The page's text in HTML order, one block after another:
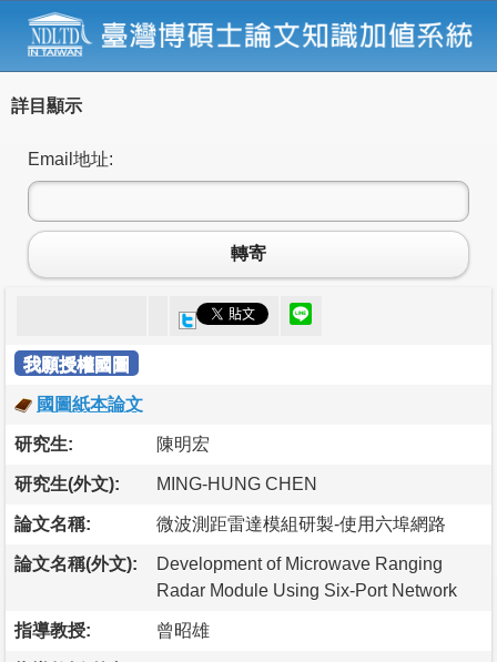
詳目顯示
Email地址:
轉寄
我願授權國圖
國圖紙本論文
研究生: 陳明宏
研究生(外文): MING-HUNG CHEN
論文名稱: 微波測距雷達模組研製-使用六埠網路
論文名稱(外文):
Development of Microwave Ranging
Radar Module Using Six-Port Network
指導教授: 曾昭雄